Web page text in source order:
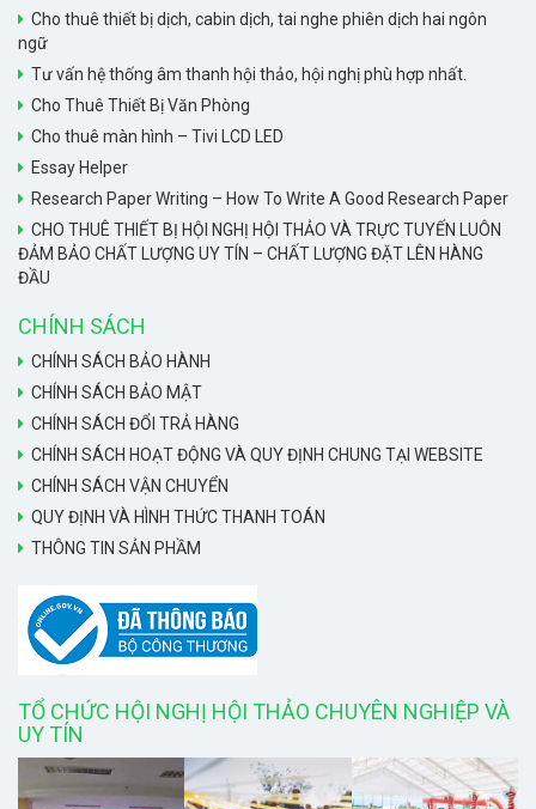
Cho thuê thiết bị dịch, cabin dịch, tai nghe phiên dịch hai ngôn
ngữ
Tư vấn hệ thống âm thanh hội thảo, hội nghị phù hợp nhất.
Cho Thuê Thiết Bị Văn Phòng
Cho thuê màn hình – Tivi LCD LED
Essay Helper
Research Paper Writing – How To Write A Good Research Paper
CHO THUÊ THIẾT BỊ HỘI NGHỊ HỘI THẢO VÀ TRỰC TUYẾN LUÔN
ĐẢM BẢO CHẤT LƯỢNG UY TÍN – CHẤT LƯỢNG ĐẶT LÊN HÀNG
ĐẦU
CHÍNH SÁCH
CHÍNH SÁCH BẢO HÀNH
CHÍNH SÁCH BẢO MẬT
CHÍNH SÁCH ĐỔI TRẢ HÀNG
CHÍNH SÁCH HOẠT ĐỘNG VÀ QUY ĐỊNH CHUNG TẠI WEBSITE
CHÍNH SÁCH VẬN CHUYỂN
QUY ĐỊNH VÀ HÌNH THỨC THANH TOÁN
THÔNG TIN SẢN PHẦM
TỔ CHỨC HỘI NGHỊ HỘI THẢO CHUYÊN NGHIỆP VÀ
UY TÍN